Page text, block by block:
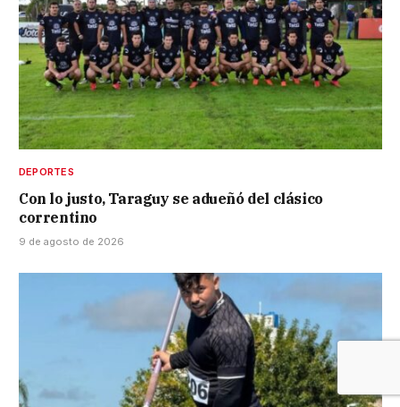
DEPORTES
Con lo justo, Taraguy se adueñó del clásico
correntino
9 de agosto de 2026